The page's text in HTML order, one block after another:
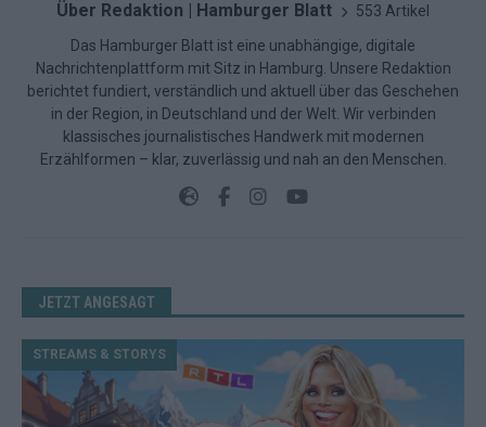
Über Redaktion | Hamburger Blatt 553 Artikel
Das Hamburger Blatt ist eine unabhängige, digitale
Nachrichtenplattform mit Sitz in Hamburg. Unsere Redaktion
berichtet fundiert, verständlich und aktuell über das Geschehen
in der Region, in Deutschland und der Welt. Wir verbinden
klassisches journalistisches Handwerk mit modernen
Erzählformen – klar, zuverlässig und nah an den Menschen.
JETZT ANGESAGT
STREAMS & STORYS